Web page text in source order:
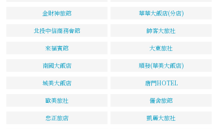
金財神旅館 華華大飯店(分店)
北投中信商務會館 帥客大旅社
來福賓館 大東旅社
南國大飯店 順發(華美大飯店)
城美大飯店 唐門HOTEL
歐美旅社 儷舍旅館
忠正旅店 凱麗大旅社